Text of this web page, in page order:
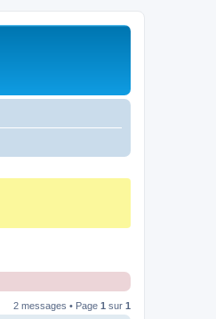
2 messages • Page 1 sur 1